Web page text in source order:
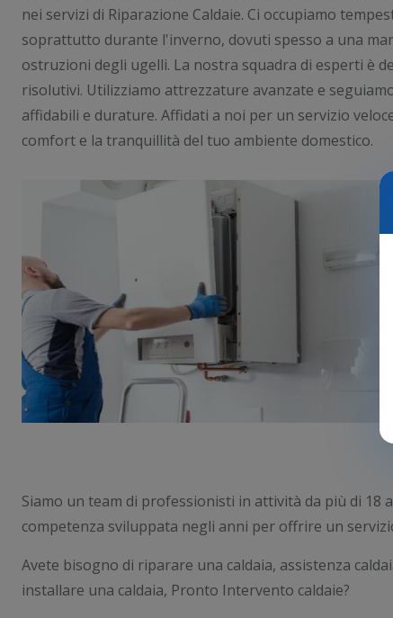
nei servizi di Riparazione Caldaie. Ci occupiamo
soprattutto durante l'inverno, dovuti spesso a una
ostruzioni degli ugelli. La nostra squadra di esperti è
risolutivi. Utilizziamo attrezzature avanzate e
affidabili e durature. Affidati a noi per un servizio
comfort e la tranquillità del tuo ambiente domestico.
Siamo un team di professionisti in attività da più di
competenza sviluppata negli anni per offrire un
Avete bisogno di riparare una caldaia, assistenza
installare una caldaia, Pronto Intervento caldaie?